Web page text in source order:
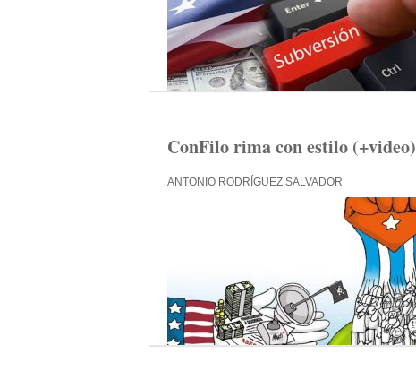
ConFilo rima con estilo (+video)
ANTONIO RODRÍGUEZ SALVADOR